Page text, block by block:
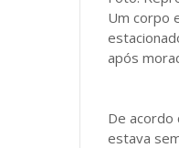
Um corpo
após
De acordo
estava